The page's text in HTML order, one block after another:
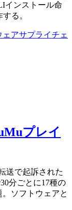
インストール命
る。
ェアサプライチェ
プレイ
送で起訴された
分ごとに17種の
ソフトウェアと